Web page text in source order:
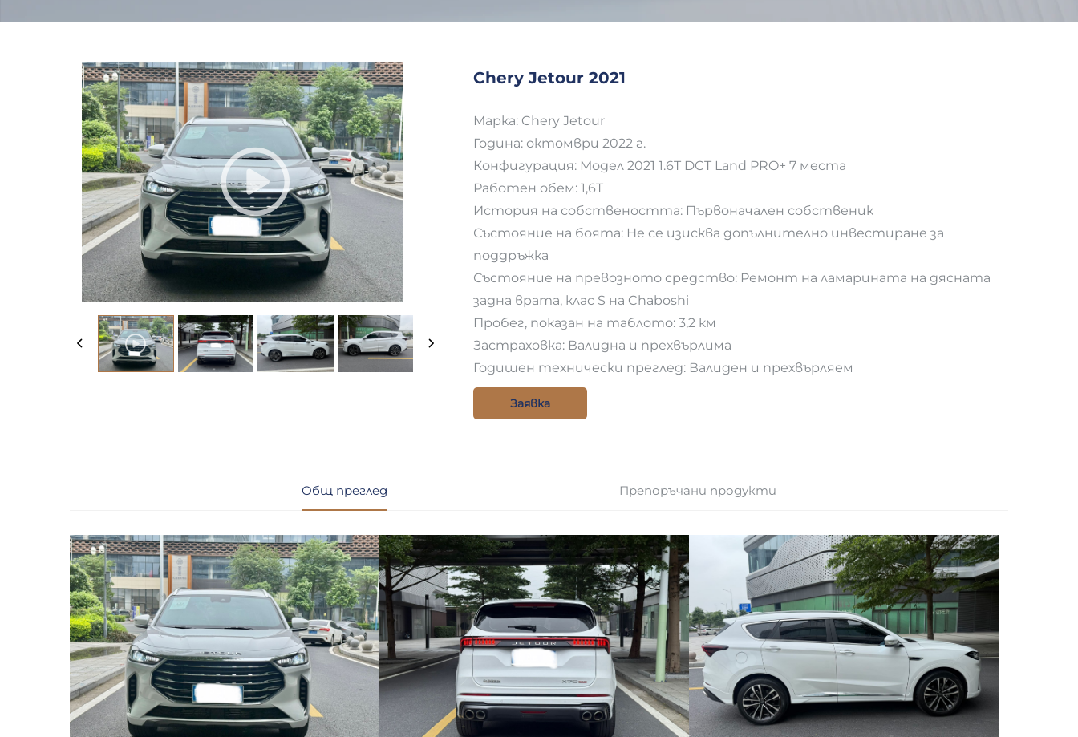
Chery Jetour 2021
Марка: Chery Jetour
Година: октомври 2022 г.
Конфигурация: Модел 2021 1.6T DCT Land PRO+ 7 места
Работен обем: 1,6T
История на собствеността: Първоначален собственик
Състояние на боята: Не се изисква допълнително инвестиране за
поддръжка
Състояние на превозното средство: Ремонт на ламарината на дясната
задна врата, клас S на Chaboshi
Пробег, показан на таблото: 3,2 км
Застраховка: Валидна и прехвърлима
Годишен технически преглед: Валиден и прехвърляем
Заявка
Общ преглед Препоръчани продукти